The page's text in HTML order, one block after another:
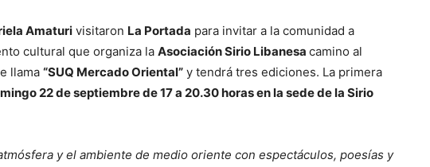
Amaturi visitaron La Portada para invitar a la comunidad a
cultural que organiza la Asociación Sirio Libanesa camino al
llama “SUQ Mercado Oriental” y tendrá tres ediciones. La primera
22 de septiembre de 17 a 20.30 horas en la sede de la Sirio
y el ambiente de medio oriente con espectáculos, poesías y